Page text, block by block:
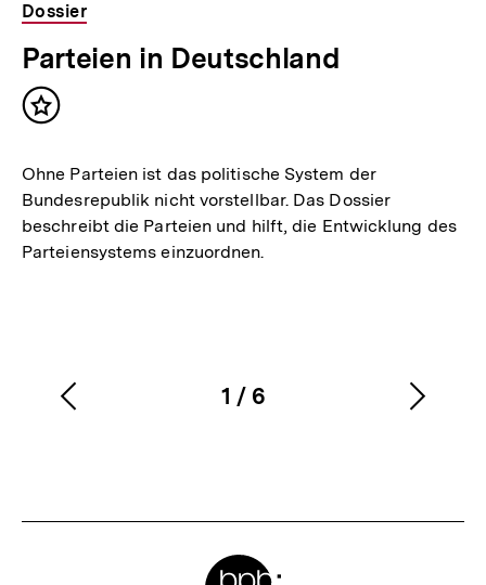
Dossier
Parteien in Deutschland
Inhalt
Ohne Parteien ist das politische System der
Bundesrepublik nicht vorstellbar. Das Dossier
beschreibt die Parteien und hilft, die Entwicklung des
Parteiensystems einzuordnen.
Karussellinhalt
1
von
/ 6
Vorherigen